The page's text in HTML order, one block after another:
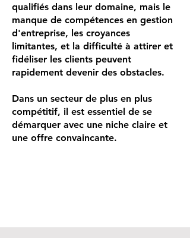
qualifiés dans leur domaine, mais le
manque de compétences en gestion
d'entreprise, les croyances
limitantes, et la difficulté à attirer et
fidéliser les clients peuvent
rapidement devenir des obstacles.
Dans un secteur de plus en plus
compétitif, il est essentiel de se
démarquer avec une niche claire et
une offre convaincante.